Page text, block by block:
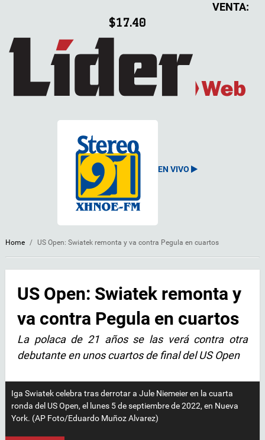
VENTA:
$17.40
EN VIVO
Home / US Open: Swiatek remonta y va contra Pegula en cuartos
US Open: Swiatek remonta y
va contra Pegula en cuartos
La polaca de 21 años se las verá contra otra
debutante en unos cuartos de final del US Open
Iga Swiatek celebra tras derrotar a Jule Niemeier en la cuarta
ronda del US Open, el lunes 5 de septiembre de 2022, en Nueva
York. (AP Foto/Eduardo Muñoz Alvarez)